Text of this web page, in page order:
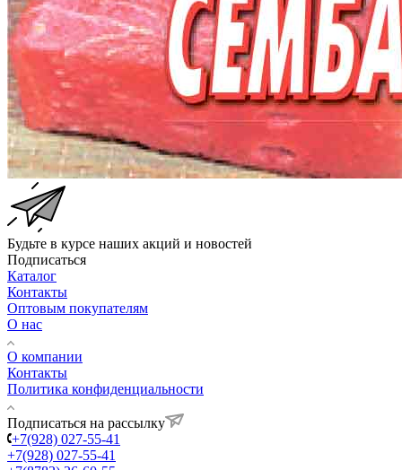
Будьте в курсе наших акций и новостей
Подписаться
Каталог
Контакты
Оптовым покупателям
О нас
О компании
Контакты
Политика конфиденциальности
Подписаться на рассылку
+7(928) 027-55-41
+7(928) 027-55-41